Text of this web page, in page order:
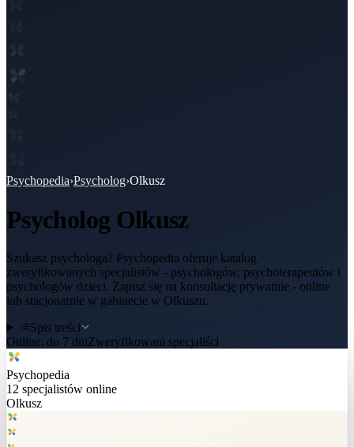
Psychopedia›Psycholog›Olkusz
Psycholog Olkusz
Szukasz psychologa? Psychopedia oferuje katalog
zweryfikowanych specjalistów - psychologów, psychoterapeutów i
psychologów dzieci. Zapisz się na konsultację prywatnie - online
lub stacjonarnie w gabinecie w Olkuszu.
Spis treści
Online: do 7 dniZweryfikowani specjaliści
Psychopedia
12 specjalistów online
Olkusz